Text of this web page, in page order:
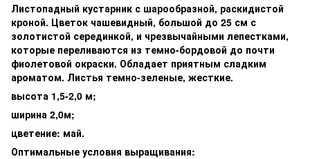
Листопадный кустарник с шарообразной, раскидистой
кроной. Цветок чашевидный, большой до 25 см с
золотистой серединкой, и чрезвычайными лепестками,
которые переливаются из темно-бордовой до почти
фиолетовой окраски. Обладает приятным сладким
ароматом. Листья темно-зеленые, жесткие.
высота 1,5-2,0 м;
ширина 2,0м;
цветение: май.
Оптимальные условия выращивания: